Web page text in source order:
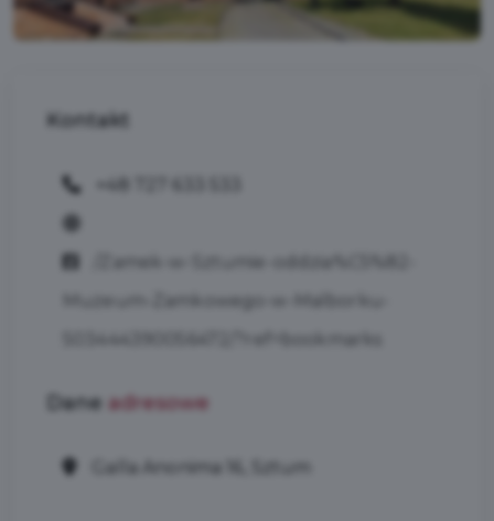
Kontakt
503444390056472/?ref=bookmarks
Dane adresowe
Galla Anonima 16, Sztum